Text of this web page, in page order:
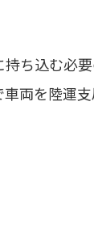
ち込む必
両を陸運